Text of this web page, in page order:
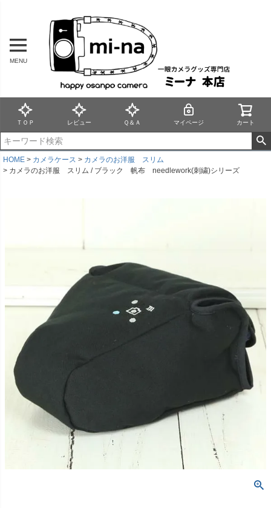
MENU
ＴＯＰ レビュー Ｑ＆Ａ マイページ カート
HOME カメラケース
カメラのお洋服 スリム
カメラのお洋服 スリム / ブラック 帆布 needlework(刺繍)シリーズ